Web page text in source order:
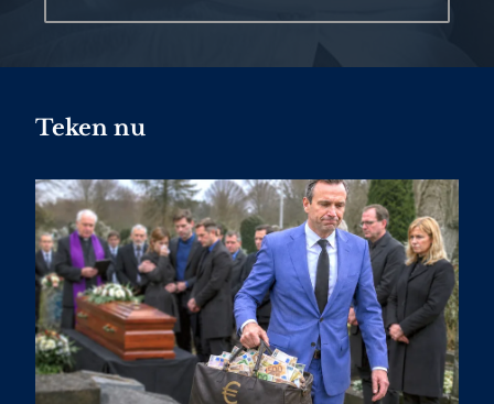
Teken nu